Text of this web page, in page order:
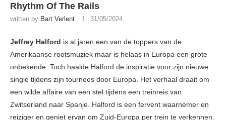
Rhythm Of The Rails
written by Bart Verlent 31/05/2024
Jeffrey Halford is al jaren een van de toppers van de
Amerikaanse rootsmuziek maar is helaas in Europa een grote
onbekende. Toch haalde Halford de inspiratie voor zijn nieuwe
single tijdens zijn tournees door Europa. Het verhaal draait om
een wilde affaire van een stel tijdens een treinreis van
Zwitserland naar Spanje. Halford is een fervent waarnemer en
reiziger en geniet ervan om Zuid-Europa per trein te verkennen.